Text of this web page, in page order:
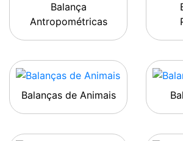
Balança
Antropométricas
Balanças de Animais